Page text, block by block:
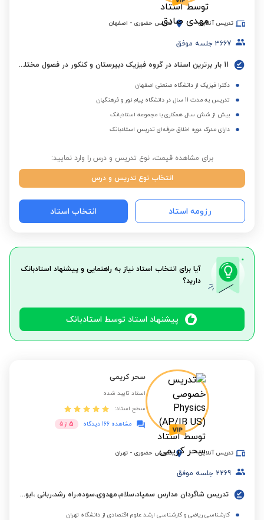
تدریس آنلاین تدریس حضوری - اصفهان
3667 جلسه موفق
11 بار برترین استاد در گروه فیزیک دبیرستان و کنکور در فصول مختلف
دکترا فیزیک از دانشگاه صنعتی اصفهان
تدریس به مدت 11 سال در دانشگاه پیام نور و فرهنگیان
بیش از شش سال همکاری با مجموعه استادبانک
دارای مدرک دوره اخلاق حرفه‌ای تدریس استادبانک
برای مشاهده قیمت، نوع تدریس و درس را وارد نمایید:
انتخاب نوع تدریس و درس
رزومه استاد انتخاب استاد
آیا برای انتخاب استاد نیاز به راهنمایی و پیشنهاد استادبانک
دارید؟
پیشنهاد استاد توسط استادبانک
سحر کریمی
استاد تایید شده
سطح استاد:
مشاهده 166 دیدگاه
5 از 5
تدریس آنلاین تدریس حضوری - تهران
2269 جلسه موفق
تدریس شاگردان مدارس سمپاد،سلام،مهدوی،سوده،راه رشد،ربانی ،ابوعلی سینا،البرز و مدارس بین المللی.
کارشناسی ریاضی و کارشناسی ارشد علوم اقتصادی از دانشگاه تهران